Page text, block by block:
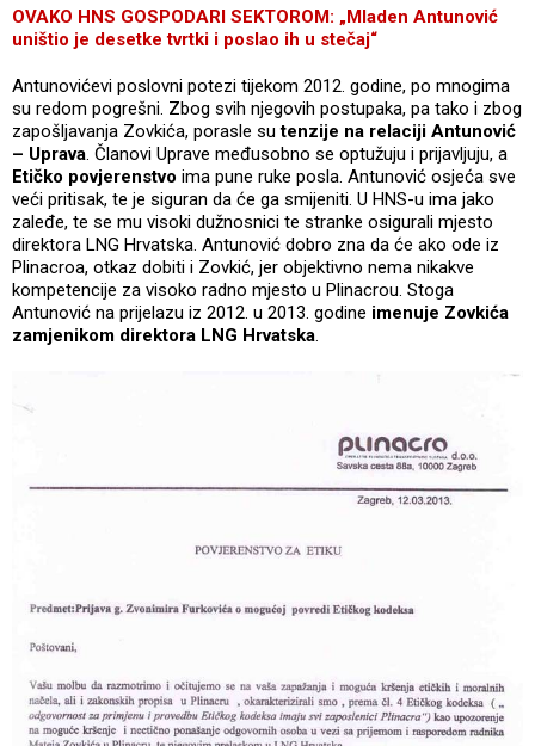
OVAKO HNS GOSPODARI SEKTOROM: „Mladen Antunović
uništio je desetke tvrtki i poslao ih u stečaj“
Antunovićevi poslovni potezi tijekom 2012. godine, po mnogima
su redom pogrešni. Zbog svih njegovih postupaka, pa tako i zbog
zapošljavanja Zovkića, porasle sutenzije na relaciji Antunović
– Uprava. Članovi Uprave međusobno se optužuju i prijavljuju, a
Etičko povjerenstvo ima pune ruke posla. Antunović osjeća sve
veći pritisak, te je siguran da će ga smijeniti. U HNS-u ima jako
zaleđe, te se mu visoki dužnosnici te stranke osigurali mjesto
direktora LNG Hrvatska. Antunović dobro zna da će ako ode iz
Plinacroa, otkaz dobiti i Zovkić, jer objektivno nema nikakve
kompetencije za visoko radno mjesto u Plinacrou. Stoga
Antunović na prijelazu iz 2012. u 2013. godine imenuje Zovkića
zamjenikom direktora LNG Hrvatska.